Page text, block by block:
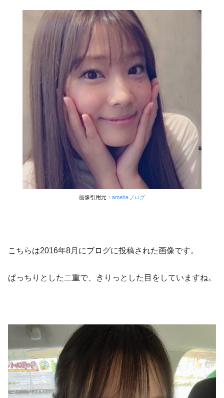
画像引用元： amebaブログ
こちらは2016年8月にブログに投稿された画像です。
ぱっちりとした二重で、きりっとした目をしていますね。